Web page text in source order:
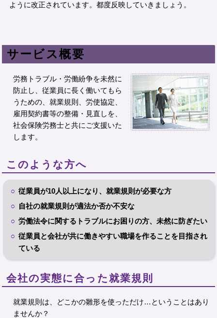
ように改正されています。都度反映していきましょう。
サービス概要
労務トラブル・労働紛争を未然に
防止し、従業員に長く働いてもら
うための、就業規則、労使協定、
雇用契約書等の整備・見直しを、
社会保険労務士と共にご支援いた
します。
このような方へ
従業員が10人以上になり、就業規則が必要な方
自社の就業規則が適法か否か不安な
労働法令に関するトラブルにお困りの方、未然に防ぎたい
従業員と会社が共に働きやすい職場を作ることを目指され
ている
会社の実態に合った就業規則
就業規則は、どこかの雛形を使っただけ…ということはあり
ませんか？